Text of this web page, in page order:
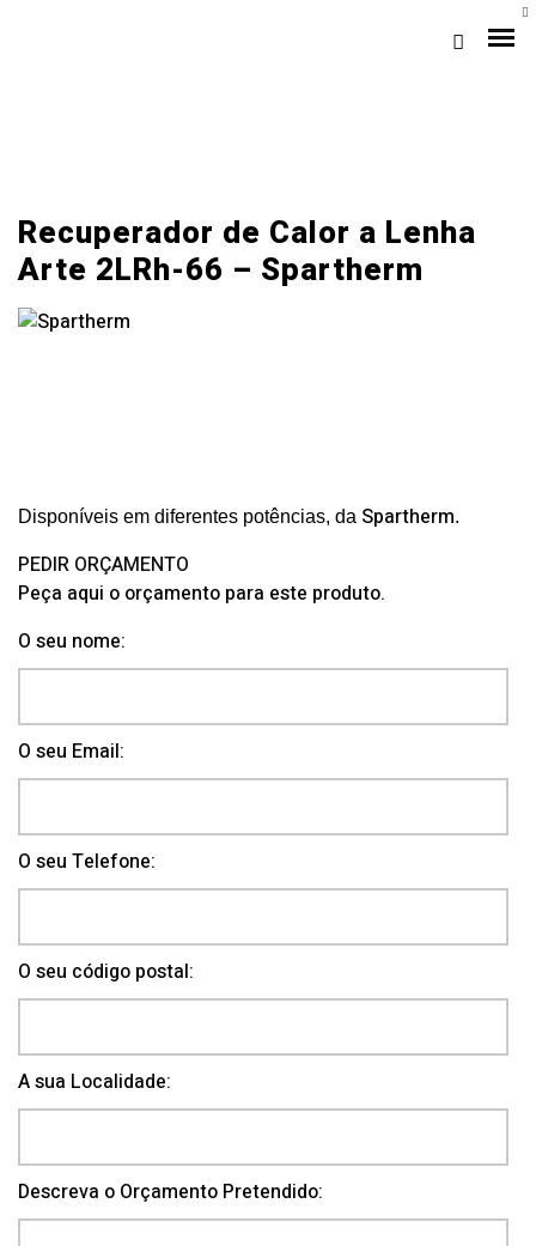
Pós-venda
Recuperador de Calor a Lenha
Arte 2LRh-66 – Spartherm
Disponíveis em diferentes potências, da Spartherm.
PEDIR ORÇAMENTO
Peça aqui o orçamento para este produto.
O seu nome:
O seu Email:
O seu Telefone:
O seu código postal:
A sua Localidade:
Descreva o Orçamento Pretendido: